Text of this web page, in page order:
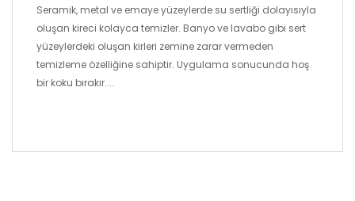
Seramik, metal ve emaye yüzeylerde su sertliği dolayısıyla
oluşan kireci kolayca temizler. Banyo ve lavabo gibi sert
yüzeylerdeki oluşan kirleri zemine zarar vermeden
temizleme özelliğine sahiptir. Uygulama sonucunda hoş
bir koku bırakır....